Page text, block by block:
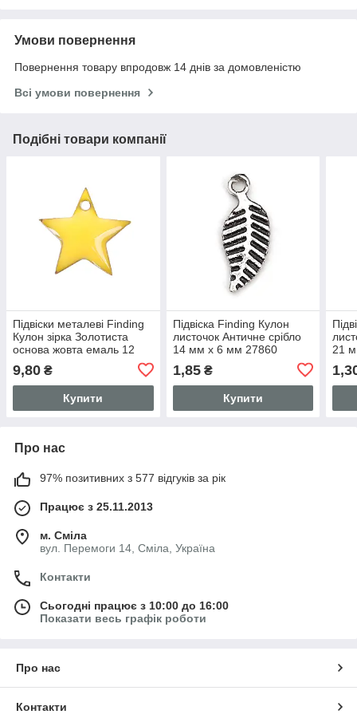
Умови повернення
Повернення товару впродовж 14 днів за домовленістю
Всі умови повернення
Подібні товари компанії
Підвіски металеві Finding
Кулон зірка Золотиста
основа жовта емаль 12
9,80 ₴
Купити
Підвіска Finding Кулон
листочок Античне срібло
14 мм x 6 мм 27860
1,85₴
Купити
21
Про нас
97% позитивних з 577 відгуків за рік
Працює з 25.11.2013
м. Сміла
вул. Перемоги 14, Сміла, Україна
Контакти
Сьогодні працює з 10:00 до 16:00
Показати весь графік роботи
Про нас
Контакти